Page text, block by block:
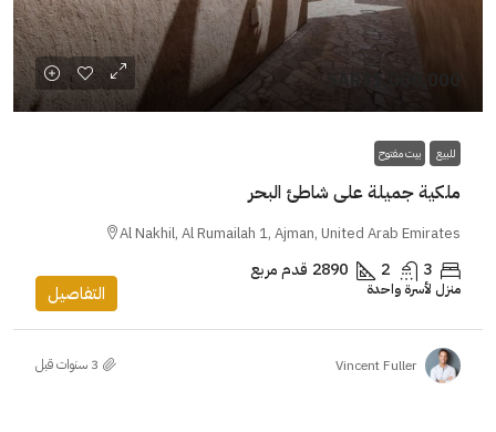
SAR31,000,000
للبيع بيت مفتوح
ملكية جميلة على شاطئ البحر
Al Nakhil, Al Rumailah 1, Ajman, United Arab Emirates
3
2
2890قدم مربع
منزل لأسرة واحدة التفاصيل
Vincent Fuller